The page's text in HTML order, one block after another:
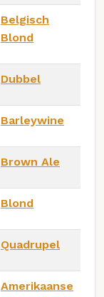
Belgisch
Blond
Dubbel
Barleywine
Brown Ale
Blond
Quadrupel
Amerikaanse